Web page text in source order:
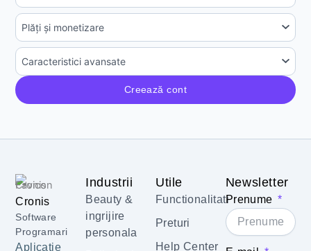
Plăți și monetizare
Caracteristici avansate
Creează cont
Cronis
Software
Programari
Aplicatie
Industrii
Beauty &
ingrijire
personala
Utile
Functionalitati
Preturi
Help Center
Newsletter
Prenume